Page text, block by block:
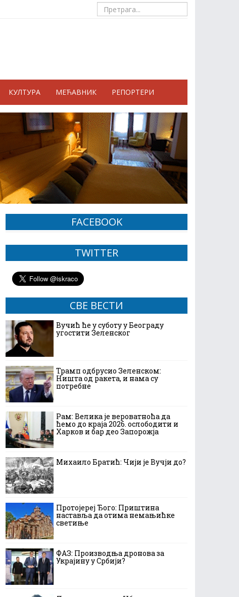
КУЛТУРА МЕЋАВНИК РЕПОРТЕРИ
FACEBOOK
TWITTER
СВЕ ВЕСТИ
Вучић ће у суботу у Београду
угостити Зеленског
Трамп одбрусио Зеленском:
Ништа од ракета, и нама су
потребне
Рам: Велика је вероватноћа да
ћемо до краја 2026. ослободити и
Харков и бар део Запорожја
Михаило Братић: Чији је Вучји до?
Протојереј Ђого: Приштина
наставља да отима немањићке
светиње
ФАЗ: Производња дронова за
Украјину у Србији?